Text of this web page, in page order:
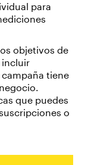
para
objetivos de
incluir
tiene
que puedes
o